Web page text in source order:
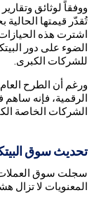
ووفقاً لوثائق
تُقدّر قيمتها الحالية
اشترت هذه
الضوء على دور
للشركات الكبرى.
ورغم أن الطرح
الرقمية، فإنه ساهم
الشركات الخاصة
تحديث سوق
سجلت سوق العملات
المعنويات لا تزال